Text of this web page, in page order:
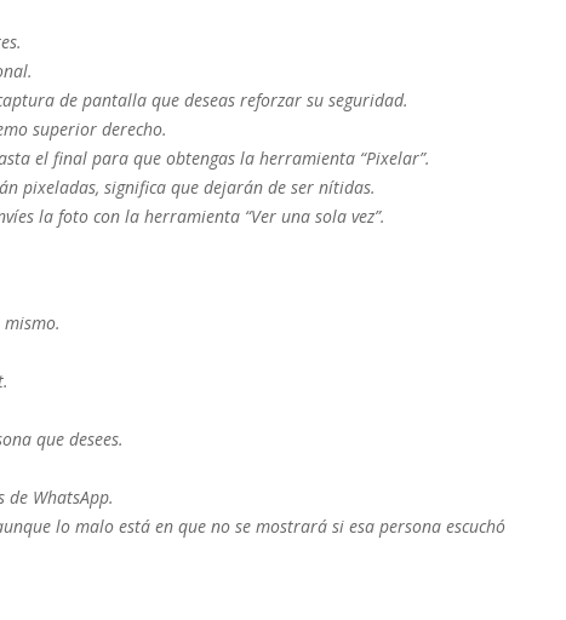
de pantalla que deseas reforzar su seguridad.
superior derecho.
el final para que obtengas la herramienta “Pixelar”.
pixeladas, significa que dejarán de ser nítidas.
la foto con la herramienta “Ver una sola vez”.
que desees.
de WhatsApp.
lo malo está en que no se mostrará si esa persona escuchó